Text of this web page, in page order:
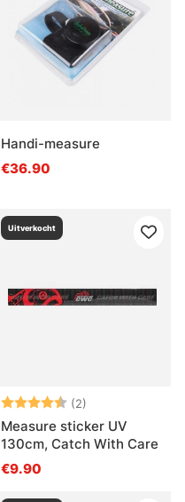
Handi-measure
€36.90
Uitverkocht
Beoordeling:
(2)
Measure sticker UV
130cm, Catch With Care
€9.90